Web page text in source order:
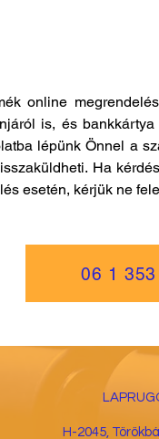
online
is, és
lépünk Önnel a
Ha
esetén, kérjük ne
06 1
H-2045, Törökbá